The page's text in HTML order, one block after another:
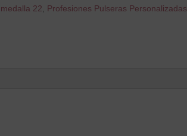
medalla 22 Profesiones Pulseras Personalizadas